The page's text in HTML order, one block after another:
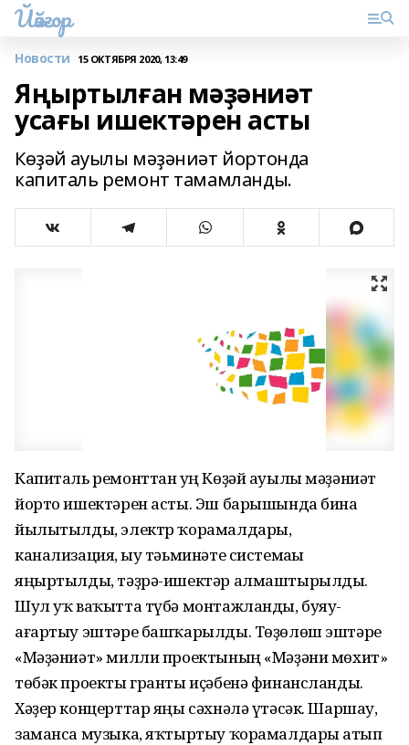
Йәйғор
Новости 15 ОКТЯБРЯ 2020, 13:49
Яңыртылған мәҙәниәт
усағы ишектәрен асты
Көҙәй ауылы мәҙәниәт йортонда
капиталь ремонт тамамланды.
Капиталь ремонттан һуң Көҙәй ауылы мәҙәниәт
йорто ишектәрен асты. Эш барышында бина
йылытылды, электр ҡорамалдары,
канализация, һыу тәьминәте системаһы
яңыртылды, тәҙрә-ишектәр алмаштырылды.
Шул уҡ ваҡытта түбә монтажланды, буяу-
ағартыу эштәре башҡарылды. Төҙөлөш эштәре
«Мәҙәниәт» милли проектының «Мәҙәни мөхит»
төбәк проекты гранты иҫәбенә финансланды.
Хәҙер концерттар яңы сәхнәлә үтәсәк. Шаршау,
заманса музыка, яҡтыртыу ҡорамалдары һатып